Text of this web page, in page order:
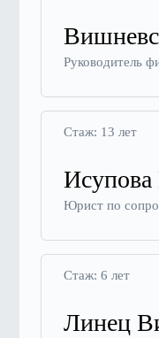
Руководитель
Стаж: 13 лет
Исупова
Юрист по
Стаж: 6 лет
Линец